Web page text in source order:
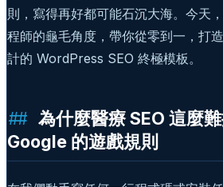
則，寫得再好都可能石沉大海。今天
程師的龜毛角度，帶你從零到一，打
計的 WordPress SEO 終極模板。
為什麼醫療 SEO 這麼
Google 的遊戲規則